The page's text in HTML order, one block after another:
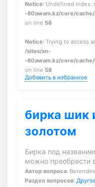
Notice: Undefined index:
-80awam.kz/core/
on line 58
Notice: Trying to access
/sites/xn-
-80awam.kz/core/
on line 58
Добавить в избранное
бирка шик
золотом
Бирка под
можно преобрести
Автор вопроса:
Раздел вопросов: